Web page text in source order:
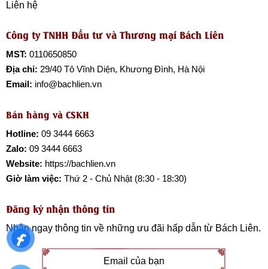
Liên hệ
Công ty TNHH Đầu tư và Thương mại Bách Liên
MST: 0110650850
Địa chỉ: 29/40 Tô Vĩnh Diện, Khương Đình, Hà Nội
Email: info@bachlien.vn
Bán hàng và CSKH
Hotline: 09 3444 6663
Zalo: 09 3444 6663
Website: https://bachlien.vn
Giờ làm việc: Thứ 2 - Chủ Nhật (8:30 - 18:30)
Đăng ký nhận thông tin
Nhận ngay thông tin về những ưu đãi hấp dẫn từ Bách Liên.